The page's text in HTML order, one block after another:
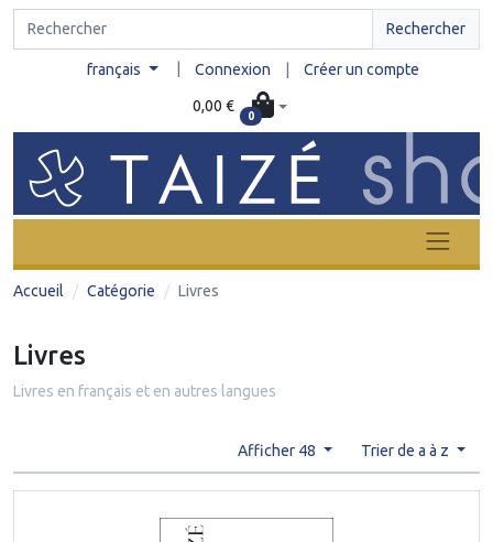
Rechercher
français Connexion Créer un compte
0,00 €
0
Accueil Catégorie Livres
Livres
Livres en français et en autres langues
Afficher 48 Trier de a à z